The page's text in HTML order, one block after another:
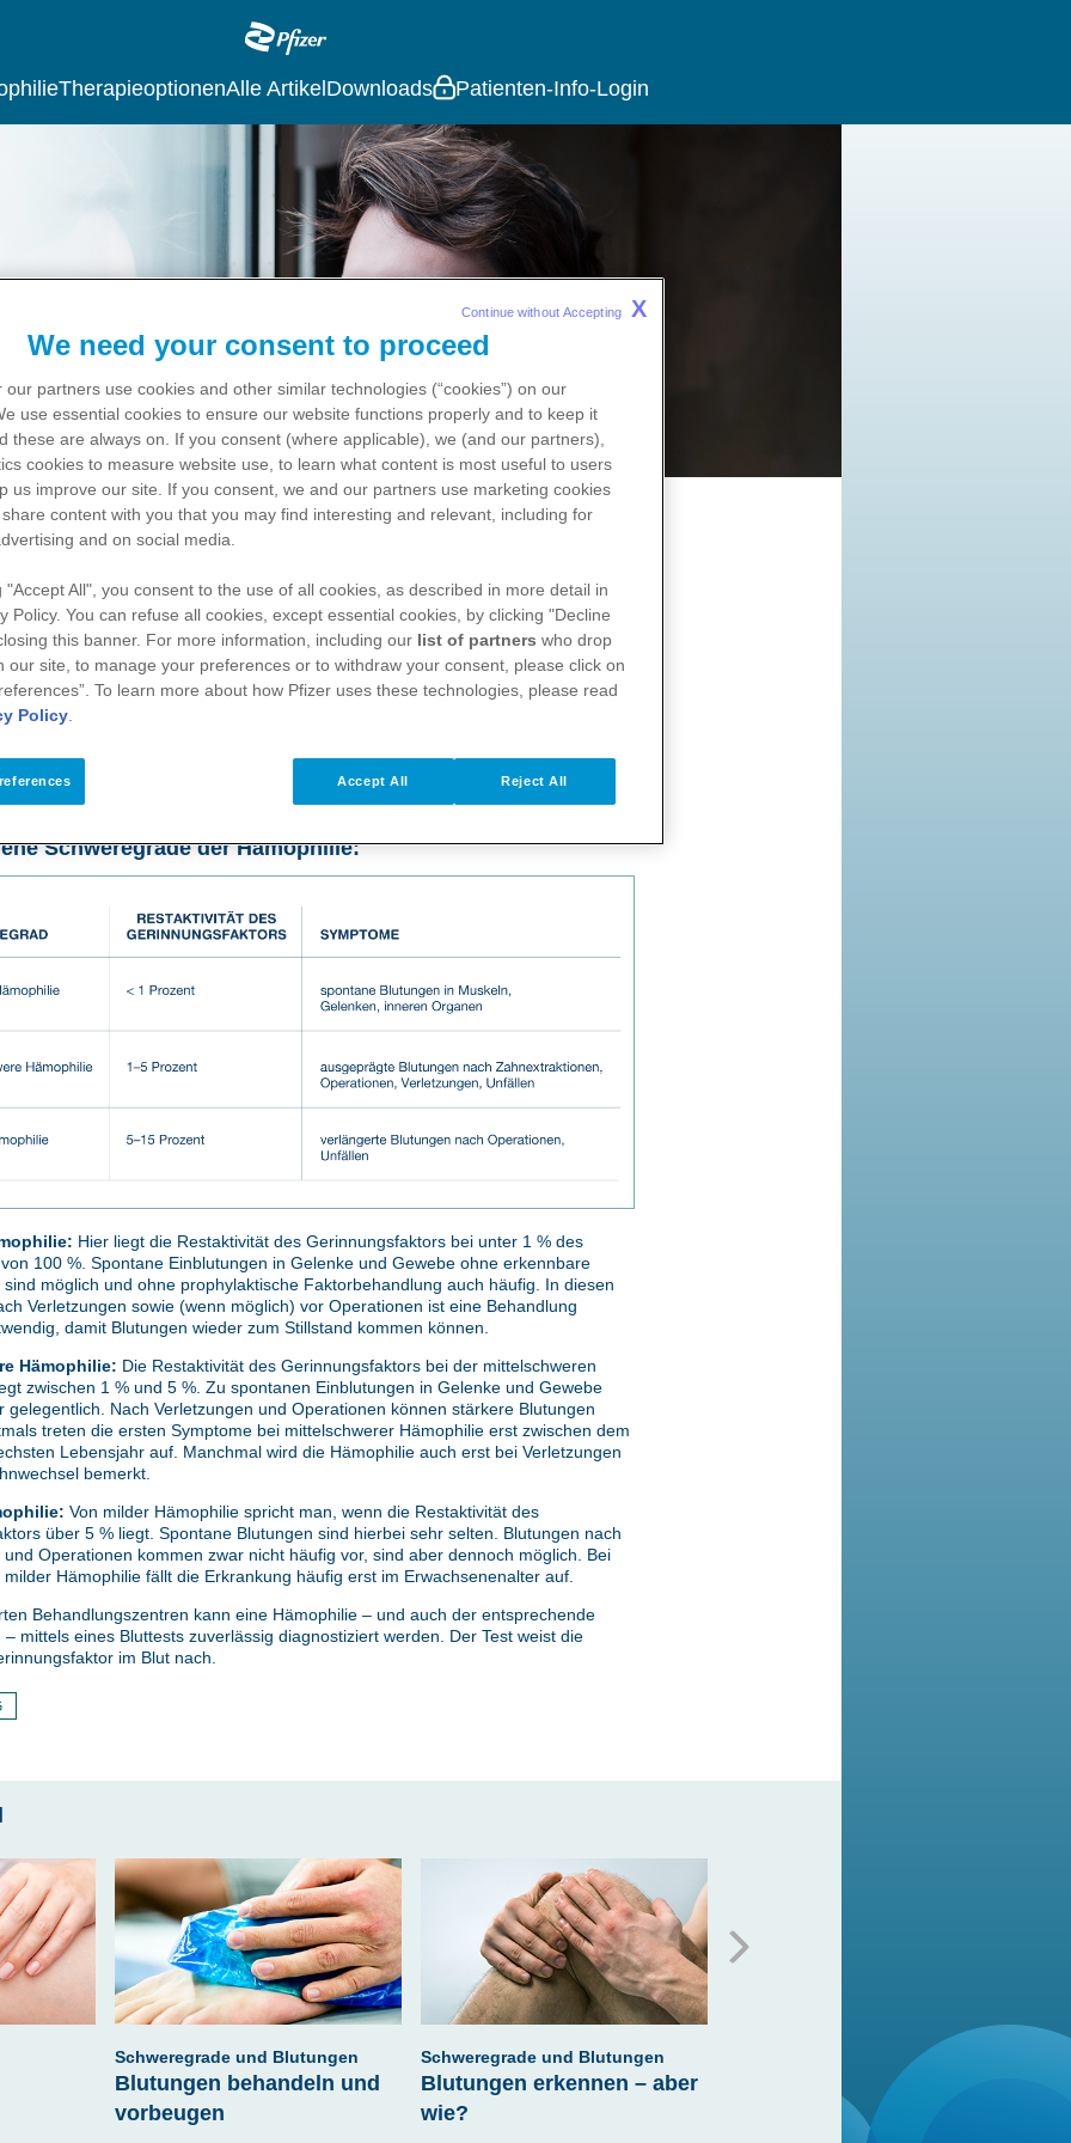
Main
navigation
TherapieoptionenAlle Artikel Downloads Patienten-Info-Login
nicht gleich Hämophilie
Auswirkungen der Hämophilie-Erkrankung sind unter anderem
Der Schweregrad wiederum wird durch die noch
des Gerinnungsfaktors bestimmt.
Personen liegt die Aktivität des Gerinnungsfaktors in etwa bei 70–120 %, bei
(weit) darunter.
Schweregrade der Hämophilie:
Hier liegt die Restaktivität des Gerinnungsfaktors bei unter 1 % des
100 %. Spontane Einblutungen in Gelenke und Gewebe ohne erkennbare
sind möglich und ohne prophylaktische Faktorbehandlung auch häufig. In diesen
Verletzungen sowie (wenn möglich) vor Operationen ist eine Behandlung
damit Blutungen wieder zum Stillstand kommen können.
Hämophilie: Die Restaktivität des Gerinnungsfaktors bei der mittelschweren
zwischen 1 % und 5 %. Zu spontanen Einblutungen in Gelenke und Gewebe
gelegentlich. Nach Verletzungen und Operationen können stärkere Blutungen
treten die ersten Symptome bei mittelschwerer Hämophilie erst zwischen dem
Lebensjahr auf. Manchmal wird die Hämophilie auch erst bei Verletzungen
bemerkt.
Von milder Hämophilie spricht man, wenn die Restaktivität des
über 5 % liegt. Spontane Blutungen sind hierbei sehr selten. Blutungen nach
und Operationen kommen zwar nicht häufig vor, sind aber dennoch möglich. Bei
milder Hämophilie fällt die Erkrankung häufig erst im Erwachsenenalter auf.
Behandlungszentren kann eine Hämophilie – und auch der entsprechende
– mittels eines Bluttests zuverlässig diagnostiziert werden. Der Test weist die
im Blut nach.
Schweregrade und Blutungen
Blutungen behandeln und
vorbeugen
Schweregrade und Blutungen
Blutungen erkennen – aber
wie?
Menstruation bei
Konduktorinnen
We need your consent to proceed
our partners use cookies and other similar technologies (“cookies”) on our
use essential cookies to ensure our website functions properly and to keep it
these are always on. If you consent (where applicable), we (and our partners),
cookies to measure website use, to learn what content is most useful to users
us improve our site. If you consent, we and our partners use marketing cookies
content with you that you may find interesting and relevant, including for
and on social media.
"Accept All", you consent to the use of all cookies, as described in more detail in
Policy. You can refuse all cookies, except essential cookies, by clicking "Decline
this banner. For more information, including our list of partners who drop
our site, to manage your preferences or to withdraw your consent, please click on
To learn more about how Pfizer uses these technologies, please read
Policy
Reject All
Accept All
Continue without Accepting X